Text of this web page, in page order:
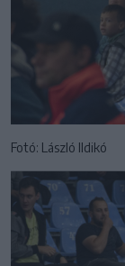
Fotó: László Ildikó